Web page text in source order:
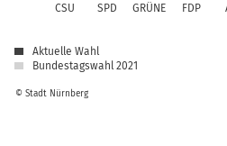
CSU SPD GRÜNE FDP
© Stadt Nürnberg
Aktuelle Wahl
Bundestagswahl 2021